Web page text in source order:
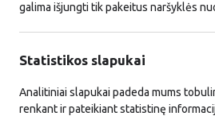
galima išjungti tik pakeitus naršyklės
Statistikos slapukai
Analitiniai slapukai padeda mums
renkant ir pateikiant statistinę